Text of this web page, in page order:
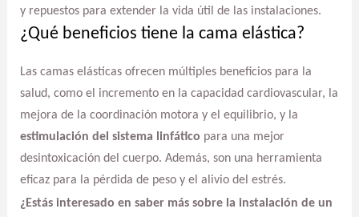
y repuestos para extender la vida útil de las instalaciones.
¿Qué beneficios tiene la cama elástica?
Las camas elásticas ofrecen múltiples beneficios para la
salud, como el incremento en la capacidad cardiovascular, la
mejora de la coordinación motora y el equilibrio, y la
estimulación del sistema linfático para una mejor
desintoxicación del cuerpo. Además, son una herramienta
eficaz para la pérdida de peso y el alivio del estrés.
¿Estás interesado en saber más sobre la instalación de un